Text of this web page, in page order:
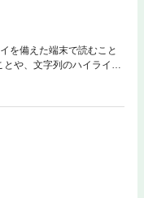
を備えた端末で読むこと
や、文字列のハイライ
きません。ラオス在住の
した、素顔のラオスを写
美しい花々など、第2巻は
みください。